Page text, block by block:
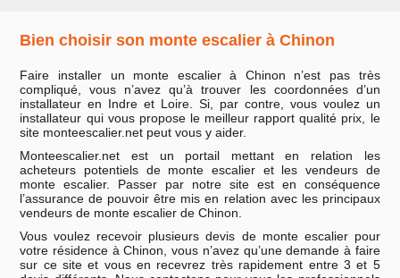
Bien choisir son monte escalier à Chinon
Faire installer un monte escalier à Chinon n’est pas très
compliqué, vous n’avez qu’à trouver les coordonnées d’un
installateur en Indre et Loire. Si, par contre, vous voulez un
installateur qui vous propose le meilleur rapport qualité prix, le
site monteescalier.net peut vous y aider.
Monteescalier.net est un portail mettant en relation les
acheteurs potentiels de monte escalier et les vendeurs de
monte escalier. Passer par notre site est en conséquence
l’assurance de pouvoir être mis en relation avec les principaux
vendeurs de monte escalier de Chinon.
Vous voulez recevoir plusieurs devis de monte escalier pour
votre résidence à Chinon, vous n’avez qu’une demande à faire
sur ce site et vous en recevrez très rapidement entre 3 et 5